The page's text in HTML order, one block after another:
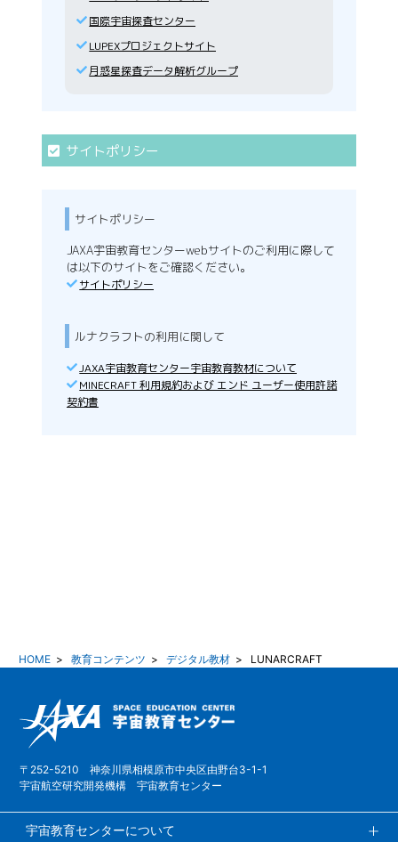
国際宇宙探査センター
LUPEXプロジェクトサイト
月惑星探査データ解析グループ
サイトポリシー
サイトポリシー
JAXA宇宙教育センターwebサイトのご利用に際して
は以下のサイトをご確認ください。
サイトポリシー
ルナクラフトの利用に関して
JAXA宇宙教育センター宇宙教育教材について
MINECRAFT 利用規約および エンド ユーザー使用許諾
契約書
HOME > 教育コンテンツ > デジタル教材 > LUNARCRAFT
〒252-5210 神奈川県相模原市中央区由野台3-1-1
宇宙航空研究開発機構 宇宙教育センター
宇宙教育センターについて